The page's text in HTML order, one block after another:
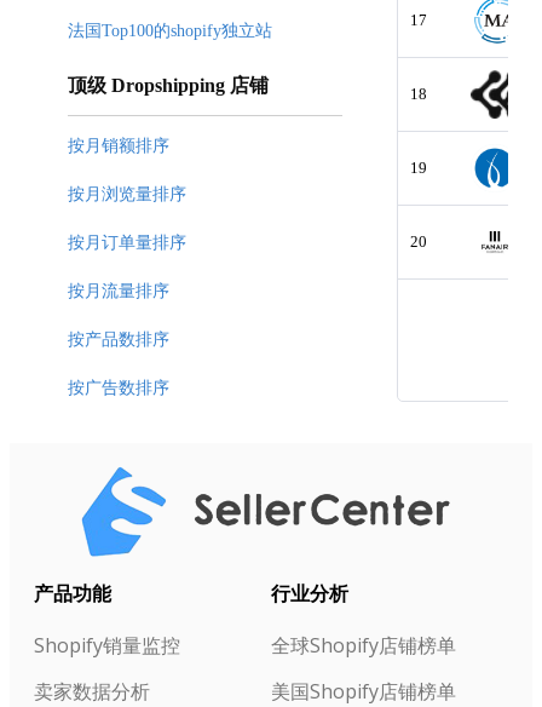
17
18
19
20
法国Top100的shopify独立站
顶级 Dropshipping 店铺
按月销额排序
按月浏览量排序
按月订单量排序
按月流量排序
按产品数排序
按广告数排序
产品功能
Shopify销量监控
卖家数据分析
行业分析
全球Shopify店铺榜单
美国Shopify店铺榜单